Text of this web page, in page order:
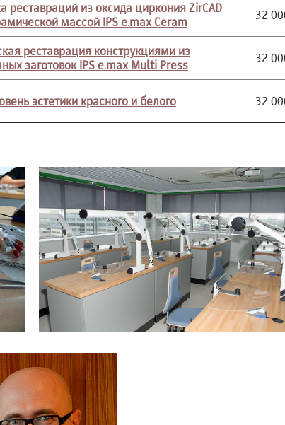
реставраций из оксида циркония ZirCAD
массой IPS e.max Ceram
32
реставрация конструкциями из
заготовок IPS e.max Multi Press
32
эстетики красного и белого 32